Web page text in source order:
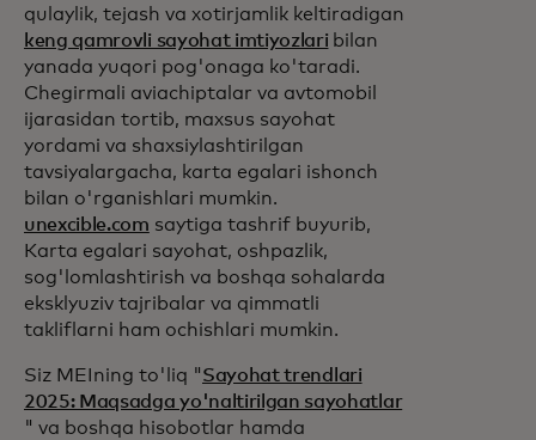
qulaylik, tejash va xotirjamlik keltiradigan
keng qamrovli sayohat imtiyozlari bilan
yanada yuqori pog'onaga ko'taradi.
Chegirmali aviachiptalar va avtomobil
ijarasidan tortib, maxsus sayohat
yordami va shaxsiylashtirilgan
tavsiyalargacha, karta egalari ishonch
bilan o'rganishlari mumkin.
unexcible.com saytiga tashrif buyurib,
Karta egalari sayohat, oshpazlik,
sog'lomlashtirish va boshqa sohalarda
eksklyuziv tajribalar va qimmatli
takliflarni ham ochishlari mumkin.
Siz MEIning to'liq "Sayohat trendlari
2025: Maqsadga yo'naltirilgan sayohatlar
" va boshqa hisobotlar hamda